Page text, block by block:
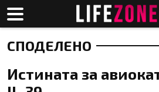
СПОДЕЛЕНО
Истината за